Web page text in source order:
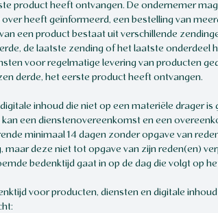
product heeft ontvangen. De ondernemer
over heeft geïnformeerd, een bestelling van
een product bestaat uit verschillende
de laatste zending of het laatste onderdeel
voor regelmatige levering van producten
derde, het eerste product heeft ontvangen.
inhoud die niet op een materiële drager is
een dienstenovereenkomst en een
minimaal 14 dagen zonder opgave van
maar deze niet tot opgave van zijn reden(en)
bedenktijd gaat in op de dag die volgt op
voor producten, diensten en digitale